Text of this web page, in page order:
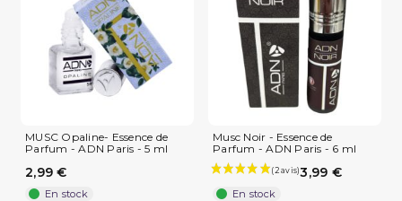
MUSC Opaline- Essence de
Parfum - ADN Paris - 5 ml
2,99 €
En stock
Musc Noir - Essence de
Parfum - ADN Paris - 6 ml
3,99 €
En stock